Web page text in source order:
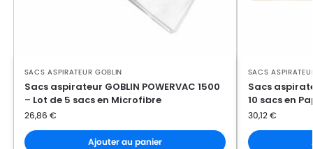
GOBLIN HOBBY 11
GOBLIN
GOBLIN HOBBY 24
GOBLIN
GOBLIN INDUSTRIAL 2000
GOBLIN
GOBLIN INDUSTRIAL 22
SACS ASPIRATEUR GOBLIN
Sacs aspirateur GOBLIN POWERVAC 1500
– Lot de 5 sacs en Microfibre
26,86 €
Ajouter au panier
SACS
Sacs
10 sacs en
30,12€